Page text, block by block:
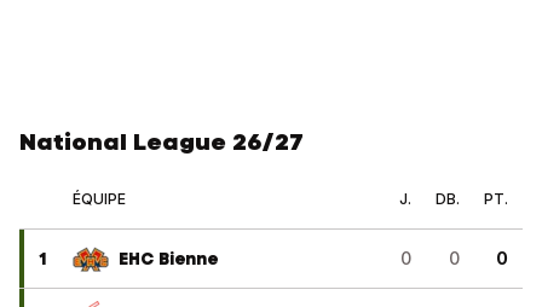
National League 26/27
ÉQUIPE J. DB. PT.
1 EHC Bienne 0 0 0